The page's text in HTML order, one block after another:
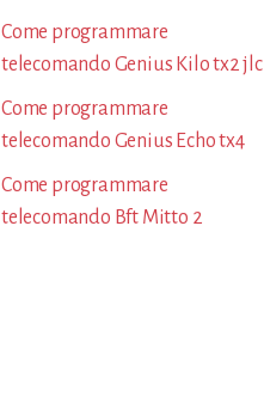
Come programmare
telecomando Genius Kilo tx2 jlc​
Come programmare
telecomando Genius Echo tx4​
Come programmare
telecomando Bft Mitto 2​